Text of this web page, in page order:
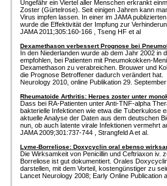
Ungefähr ein Viertel aller Menschen erkrankt
Zoster (Gürtelrose). Seit einigen Jahren kann
Virus impfen lassen. In einer im JAMA
wurde die Effektivität der Impfung zur
JAMA 2011;305:160-166 , Tseng HF et al
Dexamethason verbessert Prognose bei
In den Niederlanden wurde ab dem Jahr 2002 in
empfohlen, bei Patienten mit Pneumokokken-
Dexamethason zu verabreichen. Brouwer und
die Prognose Betroffener dadurch verändert hat.
Neurology 2010, online Publikation 29.
Rheumatoide Arthritis: Herpes zoster unter
Dass bei RA-Patienten unter Anti-TNF-alpha
bakterielle Infektionen wie etwa die Tuberkulose
aktuelle Analyse der Daten aus dem deutschen
nun, ob auch latente virale Infektionen vermehrt
JAMA 2009;301:737-744 , Strangfeld A et al.
Lyme-Borreliose: Doxycyclin oral ebenso
Die Wirksamkeit von Penicillin und Ceftriaxon iv.
Borreliose ist gut dokumentiert. Orales
darstellen, mit dem Vorteil, kostengünstiger zu
Lancet Neurology 2008; Early Online Publication